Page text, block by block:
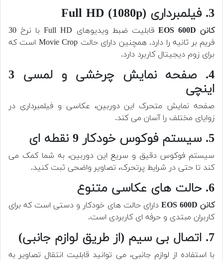
3. فیلمبرداری Full HD (1080p)
کانن EOS 600D
قابلیت ضبط ویدیوهای Full HD با نرخ 30
فریم بر ثانیه را دارد. همچنین دارای حالت Movie Crop است که
برای زوم دیجیتال کاربرد دارد.
4. صفحه نمایش چرخشی و لمسی 3
اینچی
صفحه نمایش متحرک این دوربین، عکاسی و فیلمبرداری در
زوایای مختلف را آسان می کند.
5. سیستم فوکوس خودکار 9 نقطه ای
سیستم فوکوس دقیق و سریع این دوربین، به شما کمک می
کند تا حتی در شرایط پرتحرک، تصاویر واضحی ثبت کنید.
6. حالت های عکاسی متنوع
کانن EOS 600D
دارای حالت های خودکار و دستی است که برای
کاربران مبتدی و حرفه ای کاربردی است.
7. اتصال بی سیم (از طریق لوازم جانبی)
با استفاده از لوازم جانبی، می توانید قابلیت انتقال تصاویر به